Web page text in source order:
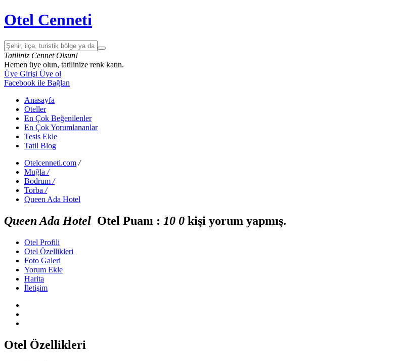
Otel Cenneti
Tatiliniz Cennet Olsun!
Hemen üye olun, tatilinize renk katın.
Üye Girişi Üye ol
Facebook ile Bağlan
Anasayfa
Oteller
En Çok Beğenilenler
En Çok Yorumlananlar
Tesis Ekle
Tatil Blog
Otelcenneti.com /
Muğla /
Bodrum /
Torba /
Queen Ada Hotel
Queen Ada Hotel Otel Puanı : 10 0 kişi yorum yapmış.
Otel Profili
Otel Özellikleri
Foto Galeri
Yorum Ekle
Harita
İletişim
Otel Özellikleri